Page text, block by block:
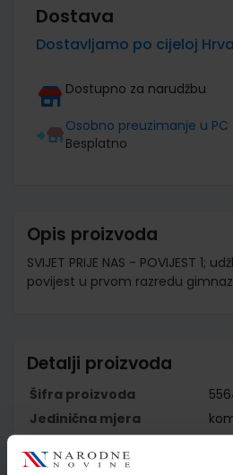
Dostava
Dostavljamo po cijeloj
Dostupno za narudžbu
Osobno preuzimanje u PC
Besplatno
Opis proizvoda
SVIJET PRIJE NAS - POVIJEST 1;
povijest u prvom razredu
Detalji proizvoda
Šifra proizvoda
Jedinična mjera